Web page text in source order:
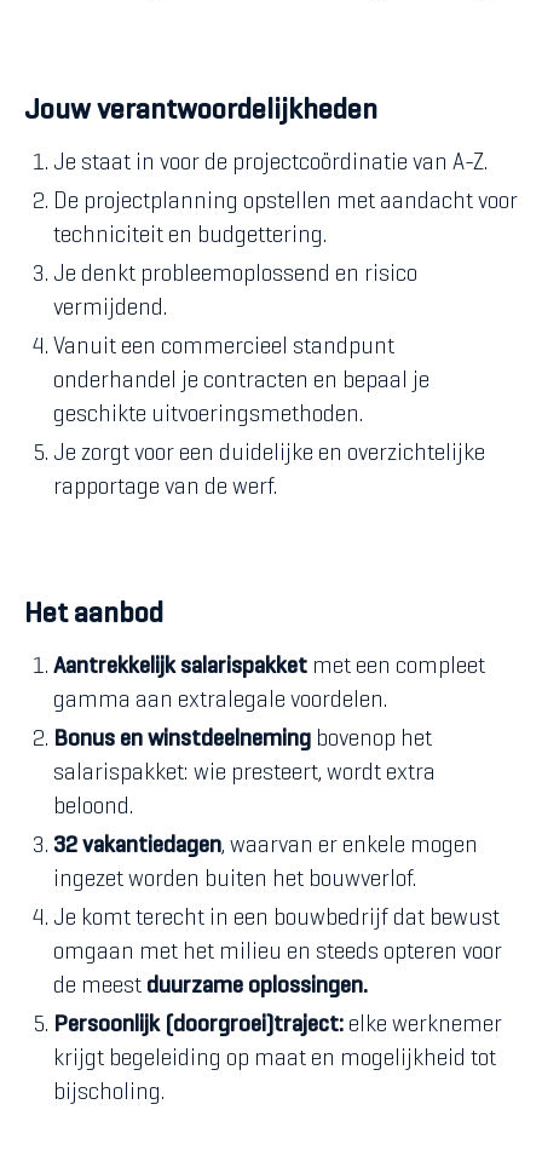
Jouw verantwoordelijkheden
Je staat in voor de projectcoördinatie van A-Z.
De projectplanning opstellen met aandacht voor
techniciteit en budgettering.
Je denkt probleemoplossend en risico
vermijdend.
Vanuit een commercieel standpunt
onderhandel je contracten en bepaal je
geschikte uitvoeringsmethoden.
Je zorgt voor een duidelijke en overzichtelijke
rapportage van de werf.
Het aanbod
Aantrekkelijk salarispakket met een compleet
gamma aan extralegale voordelen.
Bonus en winstdeelneming bovenop het
salarispakket: wie presteert, wordt extra
beloond.
32 vakantiedagen, waarvan er enkele mogen
ingezet worden buiten het bouwverlof.
Je komt terecht in een bouwbedrijf dat bewust
omgaan met het milieu en steeds opteren voor
de meest duurzame oplossingen.
Persoonlijk (doorgroei)traject: elke werknemer
krijgt begeleiding op maat en mogelijkheid tot
bijscholing.